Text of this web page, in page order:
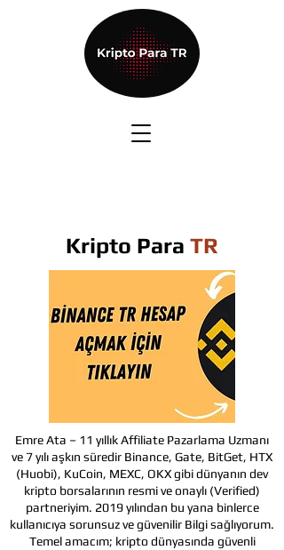
Kripto Para TR
Emre Ata – 11 yıllık Affiliate Pazarlama Uzmanı
ve 7 yılı aşkın süredir Binance, Gate, BitGet, HTX
(Huobi), KuCoin, MEXC, OKX gibi dünyanın dev
kripto borsalarının resmi ve onaylı (Verified)
partneriyim. 2019 yılından bu yana binlerce
kullanıcıya sorunsuz ve güvenilir Bilgi sağlıyorum.
Temel amacım; kripto dünyasında güvenli